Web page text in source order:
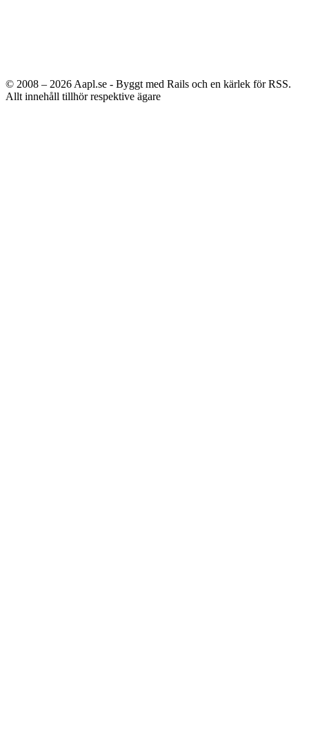
© 2008 – 2026 Aapl.se - Byggt med Rails och en kärlek för RSS.
Allt innehåll tillhör respektive ägare